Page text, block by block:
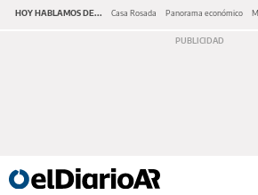
HOY HABLAMOS DE... Casa Rosada Panorama económico